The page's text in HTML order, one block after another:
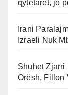
qytetarët, jo
Irani
Izraeli Nuk
Shuhet Zjarri
Orësh, Fillon